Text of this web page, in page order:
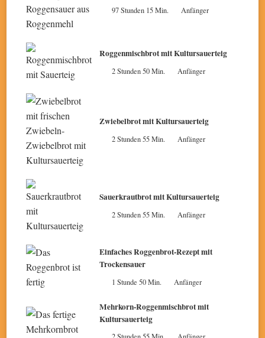
97 Stunden 15 Min. Anfänger
Roggenmischbrot mit Kultursauerteig
2 Stunden 50 Min. Anfänger
Zwiebelbrot mit Kultursauerteig
2 Stunden 55 Min. Anfänger
Sauerkrautbrot mit Kultursauerteig
2 Stunden 55 Min. Anfänger
Einfaches Roggenbrot-Rezept mit
Trockensauer
1 Stunde 50 Min. Anfänger
Mehrkorn-Roggenmischbrot mit
Kultursauerteig